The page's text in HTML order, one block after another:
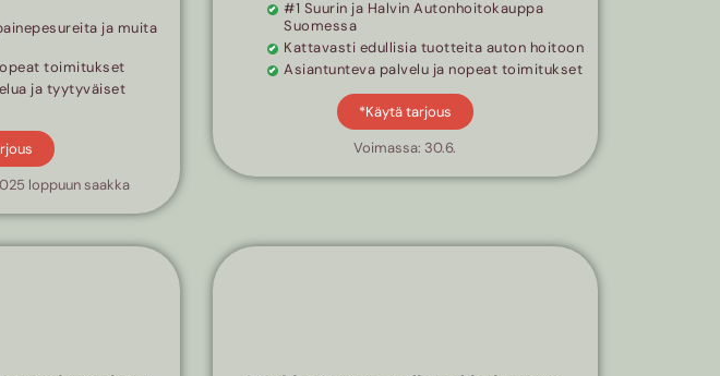
ja muita
toimitukset
ja tyytyväiset
loppuun saakka
#1 Suurin ja Halvin Autonhoitokauppa
Suomessa
Kattavasti edullisia tuotteita auton hoitoon
Asiantunteva palvelu ja nopeat toimitukset
*Käytä tarjous
Voimassa: 30.6.